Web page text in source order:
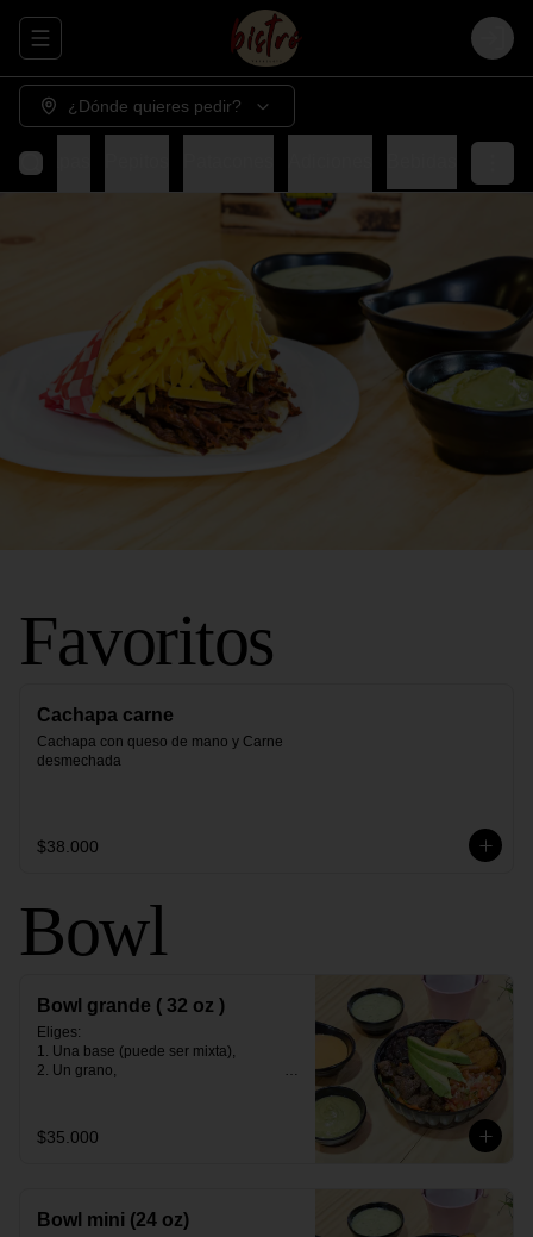
Abrir menu de navegación Login
¿Dónde quieres pedir?
Cachapas
Favoritos
Cachapa carne
Cachapa con queso de mano y Carne
desmechada
$38.000
Bowl
Bowl grande ( 32 oz )
Eliges:
1. Una base (puede ser mixta),
2. Un grano,
$35.000
Bowl mini (24 oz)